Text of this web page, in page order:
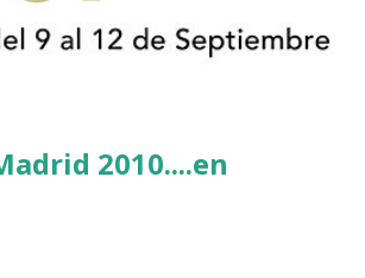
2010....en